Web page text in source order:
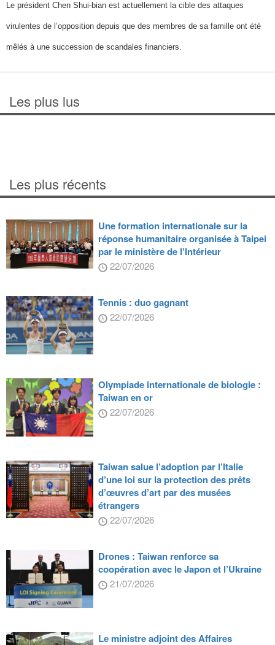
Le président Chen Shui-bian est actuellement la cible des attaques
virulentes de l’opposition depuis que des membres de sa famille ont été
mêlés à une succession de scandales financiers.
Les plus lus
Les plus récents
Une formation internationale sur la
réponse humanitaire organisée à Taipei
par le ministère de l’Intérieur
22/07/2026
Tennis : duo gagnant
22/07/2026
Olympiade internationale de biologie :
Taiwan en or
22/07/2026
Taiwan salue l’adoption par l’Italie
d’une loi sur la protection des prêts
d’œuvres d’art par des musées
étrangers
22/07/2026
Drones : Taiwan renforce sa
coopération avec le Japon et l’Ukraine
21/07/2026
Le ministre adjoint des Affaires